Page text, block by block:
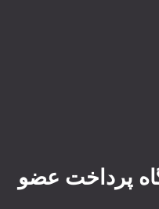
پرداخت عضو